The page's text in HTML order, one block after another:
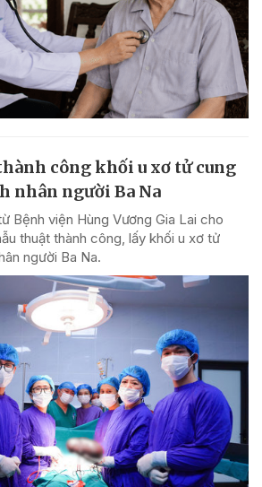
công khối u xơ tử cung
nhân người Ba Na
Bệnh viện Hùng Vương Gia Lai cho
thuật thành công, lấy khối u xơ tử
người Ba Na.